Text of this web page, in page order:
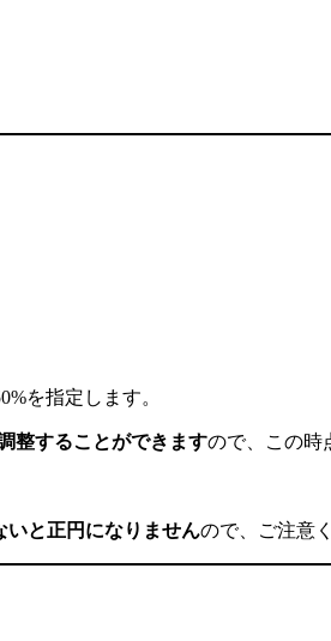
を指定します。
整することができますので、この時
いと正円になりませんので、ご注意